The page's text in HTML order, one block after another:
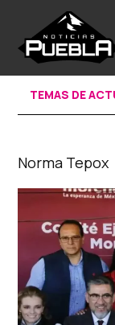
content
TEMAS DE
Norma Tepox